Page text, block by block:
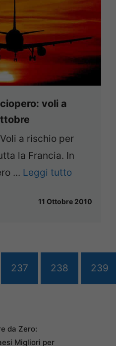
voli a
a rischio per
la Francia. In
... Leggi tutto
11 Ottobre 2010
237 238 239
da Zero:
Migliori per